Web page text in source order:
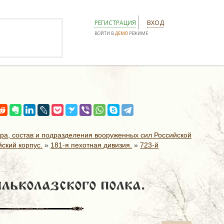
РЕГИСТРАЦИЯ ВХОД
ВОЙТИ ВДЕМО РЕЖИМЕ
состав и подразделения вооруженных сил Российской
корпус. » 181-я пехотная дивизия. » 723-й
полка.